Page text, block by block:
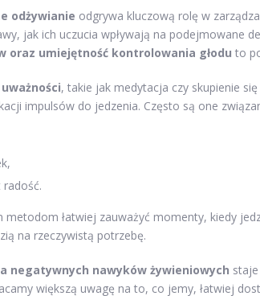
odżywianie odgrywa kluczową rolę w
jak ich uczucia wpływają na podejmowane
oraz umiejętność kontrolowania głodu to
, takie jak medytacja czy skupienie
impulsów do jedzenia. Często są one
radość.
metodom łatwiej zauważyć momenty, kiedy
na rzeczywistą potrzebę.
negatywnych nawyków żywieniowych
większą uwagę na to, co jemy, łatwiej